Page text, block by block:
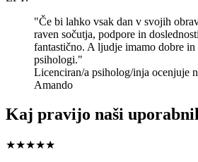
"Če bi lahko vsak dan v svojih
raven sočutja, podpore in
fantastično. A ljudje imamo dobre in
psihologi."
Licenciran/a psiholog/inja ocenjuje
Amando
Kaj pravijo naši
★★★★★